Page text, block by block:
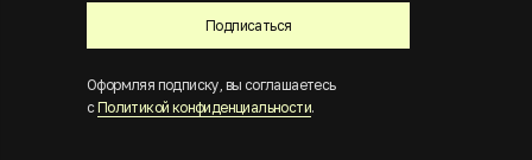
Подписаться
Оформляя подписку, вы соглашаетесь
с Политикой конфиденциальности.